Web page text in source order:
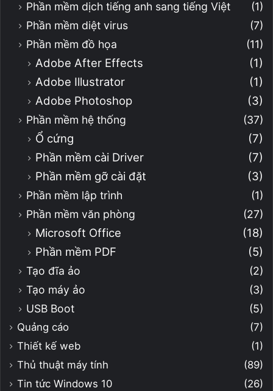
Phần mềm dịch tiếng anh sang tiếng Việt
(1)
Phần mềm diệt virus
(7)
Phần mềm đồ họa
(11)
Adobe After Effects
(1)
Adobe Illustrator
(1)
Adobe Photoshop
(3)
Phần mềm hệ thống (37)
Ổ cứng
(7)
Phần mềm cài Driver
(7)
Phần mềm gỡ cài đặt
(3)
Phần mềm lập trình
(1)
Phần mềm văn phòng
(27)
Microsoft Office
(18)
Phần mềm PDF
(5)
Tạo đĩa ảo
(2)
Tạo máy ảo
(3)
USB Boot
(5)
Quảng cáo
(7)
Thiết kế web
(1)
Thủ thuật máy tính
(89)
Tin tức Windows 10
(26)